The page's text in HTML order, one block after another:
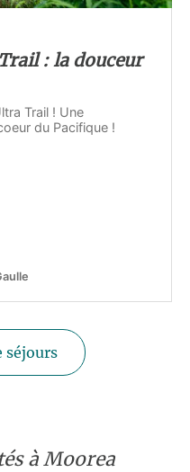
: la douceur
Trail ! Une
du Pacifique !
séjours
à Moorea